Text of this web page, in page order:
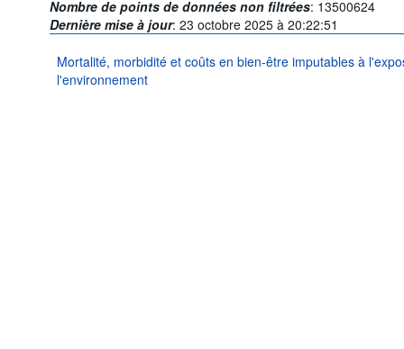
Nombre de points de données non filtrées: 13500624
Dernière mise à jour: 23 octobre 2025 à 20:22:51
Mortalité, morbidité et coûts en bien-être imputables à
l'environnement